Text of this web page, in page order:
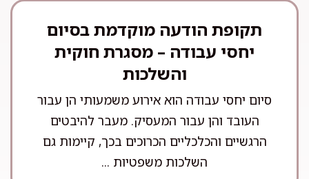
תקופת הודעה מוקדמת בסיום
יחסי עבודה – מסגרת חוקית
והשלכות
סיום יחסי עבודה הוא אירוע משמעותי הן עבור
העובד והן עבור המעסיק. מעבר להיבטים
הרגשיים והכלכליים הכרוכים בכך, קיימות גם
השלכות משפטיות ...